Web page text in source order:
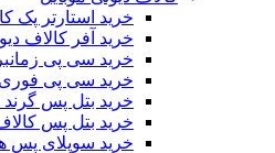
خرید استارتر پک
خرید آفر کالاف
خرید سی پی
خرید سی پی فوری
خرید بتل پس
خرید بتل پس
خرید سوپلای پس